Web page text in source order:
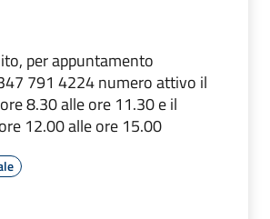
per appuntamento
791 4224 numero attivo il
8.30 alle ore 11.30 e il
12.00 alle ore 15.00